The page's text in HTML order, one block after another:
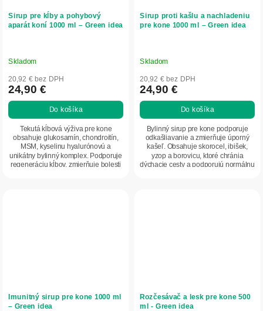
Sirup pre kĺby a pohybový
aparát koní 1000 ml – Green idea
Skladom
20,92 € bez DPH
24,90 €
Do košíka
Tekutá kĺbová výživa pre kone
obsahuje glukosamín, chondroitín,
MSM, kyselinu hyalurónovú a
unikátny bylinný komplex. Podporuje
regeneráciu kĺbov, zmierňuje bolesti
Sirup proti kašlu a nachladeniu
pre kone 1000 ml – Green idea
Skladom
20,92 € bez DPH
24,90 €
Do košíka
Bylinný sirup pre kone podporuje
odkašliavanie a zmierňuje úporný
kašeľ. Obsahuje skorocel, ibišek,
yzop a borovicu, ktoré chránia
dýchacie cesty a podporujú normálnu
Imunitný sirup pre kone 1000 ml
– Green idea
Rozčesávač a lesk pre kone 500
ml - Green idea